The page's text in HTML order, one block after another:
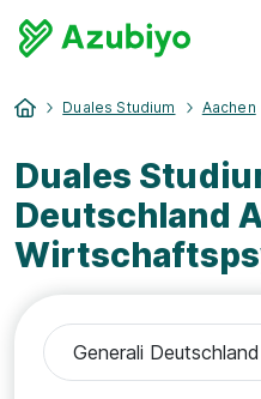
Duales Studium Aachen
Duales
Deutschland